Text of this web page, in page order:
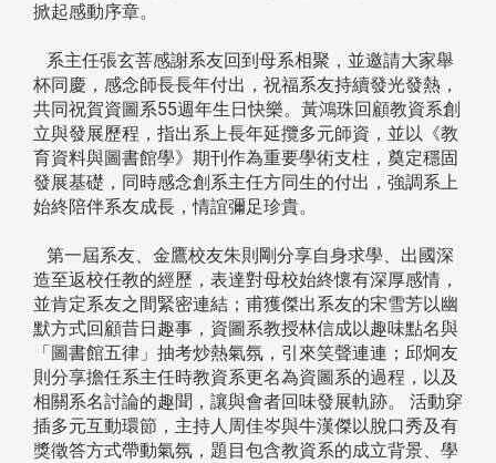
掀起感動序章。
系主任張玄菩感謝系友回到母系相聚，並邀請大家舉
杯同慶，感念師長長年付出，祝福系友持續發光發熱，
共同祝賀資圖系55週年生日快樂。黃鴻珠回顧教資系創
立與發展歷程，指出系上長年延攬多元師資，並以《教
育資料與圖書館學》期刊作為重要學術支柱，奠定穩固
發展基礎，同時感念創系主任方同生的付出，強調系上
始終陪伴系友成長，情誼彌足珍貴。
第一屆系友、金鷹校友朱則剛分享自身求學、出國深
造至返校任教的經歷，表達對母校始終懷有深厚感情，
並肯定系友之間緊密連結；甫獲傑出系友的宋雪芳以幽
默方式回顧昔日趣事，資圖系教授林信成以趣味點名與
「圖書館五律」抽考炒熱氣氛，引來笑聲連連；邱炯友
則分享擔任系主任時教資系更名為資圖系的過程，以及
相關系名討論的趣聞，讓與會者回味發展軌跡。 活動穿
插多元互動環節，主持人周佳岑與牛漢傑以脫口秀及有
獎徵答方式帶動氣氛，題目包含教資系的成立背景、學